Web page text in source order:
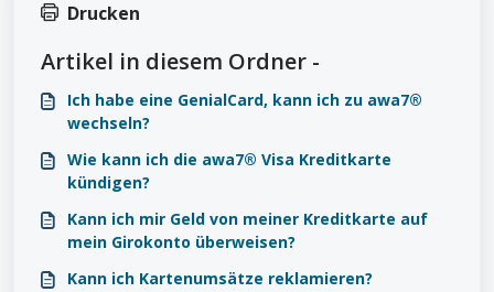
Drucken
Artikel in diesem Ordner -
Ich habe eine GenialCard, kann ich zu awa7®
wechseln?
Wie kann ich die awa7® Visa Kreditkarte
kündigen?
Kann ich mir Geld von meiner Kreditkarte auf
mein Girokonto überweisen?
Kann ich Kartenumsätze reklamieren?